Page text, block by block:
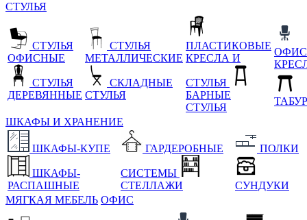
СТУЛЬЯ
СТУЛЬЯ
ОФИСНЫЕ
СТУЛЬЯ
ДЕРЕВЯННЫЕ
СТУЛЬЯ
МЕТАЛЛИЧЕСКИЕ
СКЛАДНЫЕ
СТУЛЬЯ
ПЛАСТИКОВЫЕ
КРЕСЛА И
СТУЛЬЯ
БАРНЫЕ
СТУЛЬЯ
ШКАФЫ И ХРАНЕНИЕ
ШКАФЫ-КУПЕ
ШКАФЫ-
РАСПАШНЫЕ
ГАРДЕРОБНЫЕ
СИСТЕМЫ
СТЕЛЛАЖИ
ПОЛКИ
СУНДУКИ
МЯГКАЯ МЕБЕЛЬ ОФИС